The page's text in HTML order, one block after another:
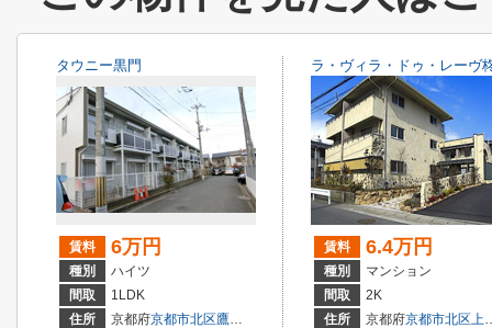
タウニー黒門
賃料 6万円
種別
ハイツ
間取
1LDK
住所
京都府京都市北区鷹峯黒門町
ラ・ヴィラ・ドゥ・レーヴ
賃料 6.4万円
種別
マンション
間取
2K
住所
京都府京都市北区上賀茂前田町